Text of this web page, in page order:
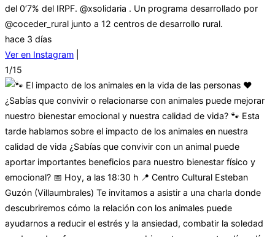
del 0’7% del IRPF. @xsolidaria . Un programa desarrollado por
@coceder_rural junto a 12 centros de desarrollo rural.
hace 3 días
Ver en Instagram
1/15